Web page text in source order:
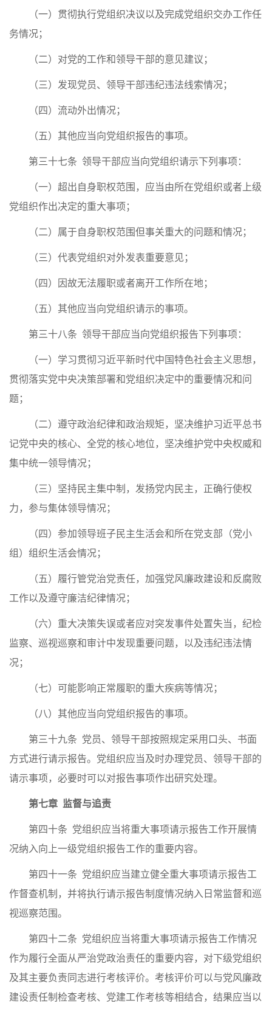
（一）贯彻执行党组织决议以及完成党组织交办工作任
务情况；
（二）对党的工作和领导干部的意见建议；
（三）发现党员、领导干部违纪违法线索情况；
（四）流动外出情况；
（五）其他应当向党组织报告的事项。
第三十七条 领导干部应当向党组织请示下列事项：
（一）超出自身职权范围，应当由所在党组织或者上级
党组织作出决定的重大事项；
（二）属于自身职权范围但事关重大的问题和情况；
（三）代表党组织对外发表重要意见；
（四）因故无法履职或者离开工作所在地；
（五）其他应当向党组织请示的事项。
第三十八条 领导干部应当向党组织报告下列事项：
（一）学习贯彻习近平新时代中国特色社会主义思想，
贯彻落实党中央决策部署和党组织决定中的重要情况和问
题；
（二）遵守政治纪律和政治规矩，坚决维护习近平总书
记党中央的核心、全党的核心地位，坚决维护党中央权威和
集中统一领导情况；
（三）坚持民主集中制，发扬党内民主，正确行使权
力，参与集体领导情况；
（四）参加领导班子民主生活会和所在党支部（党小
组）组织生活会情况；
（五）履行管党治党责任，加强党风廉政建设和反腐败
工作以及遵守廉洁纪律情况；
（六）重大决策失误或者应对突发事件处置失当，纪检
监察、巡视巡察和审计中发现重要问题，以及违纪违法情
况；
（七）可能影响正常履职的重大疾病等情况；
（八）其他应当向党组织报告的事项。
第三十九条 党员、领导干部按照规定采用口头、书面
方式进行请示报告。党组织应当及时办理党员、领导干部的
请示事项，必要时可以对报告事项作出研究处理。
第七章 监督与追责
第四十条 党组织应当将重大事项请示报告工作开展情
况纳入向上一级党组织报告工作的重要内容。
第四十一条 党组织应当建立健全重大事项请示报告工
作督查机制，并将执行请示报告制度情况纳入日常监督和巡
视巡察范围。
第四十二条 党组织应当将重大事项请示报告工作情况
作为履行全面从严治党政治责任的重要内容，对下级党组织
及其主要负责同志进行考核评价。考核评价可以与党风廉政
建设责任制检查考核、党建工作考核等相结合，结果应当以